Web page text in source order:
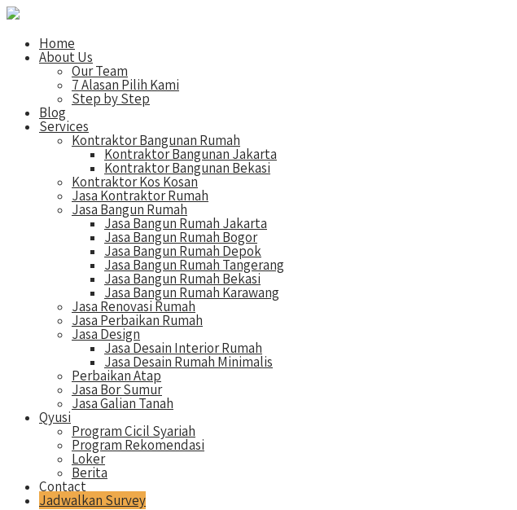
Home
About Us
Our Team
7 Alasan Pilih Kami
Step by Step
Blog
Services
Kontraktor Bangunan Rumah
Kontraktor Bangunan Jakarta
Kontraktor Bangunan Bekasi
Kontraktor Kos Kosan
Jasa Kontraktor Rumah
Jasa Bangun Rumah
Jasa Bangun Rumah Jakarta
Jasa Bangun Rumah Bogor
Jasa Bangun Rumah Depok
Jasa Bangun Rumah Tangerang
Jasa Bangun Rumah Bekasi
Jasa Bangun Rumah Karawang
Jasa Renovasi Rumah
Jasa Perbaikan Rumah
Jasa Design
Jasa Desain Interior Rumah
Jasa Desain Rumah Minimalis
Perbaikan Atap
Jasa Bor Sumur
Jasa Galian Tanah
Qyusi
Program Cicil Syariah
Program Rekomendasi
Loker
Berita
Contact
Jadwalkan Survey